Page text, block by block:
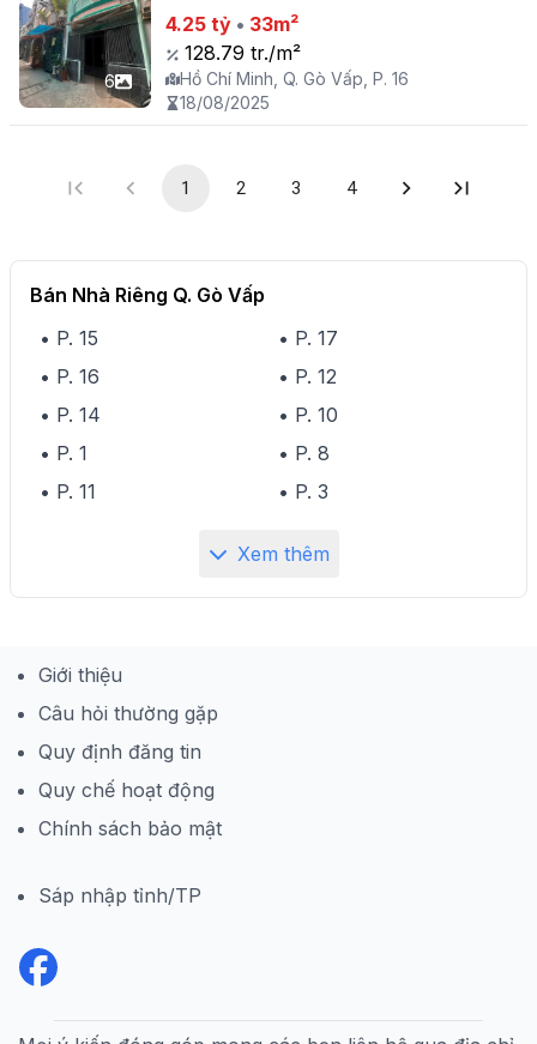
6
4.25 tỷ • 33m²
128.79 tr./m²
Hồ Chí Minh, Q. Gò Vấp, P. 16
18/08/2025
1 2 3 4
Bán Nhà Riêng Q. Gò Vấp
• P. 15
• P. 17
• P. 16
• P. 12
• P. 14
• P. 10
• P. 1
• P. 8
• P. 11
• P. 3
Xem thêm
Giới thiệu
Câu hỏi thường gặp
Quy định đăng tin
Quy chế hoạt động
Chính sách bảo mật
Sáp nhập tỉnh/TP